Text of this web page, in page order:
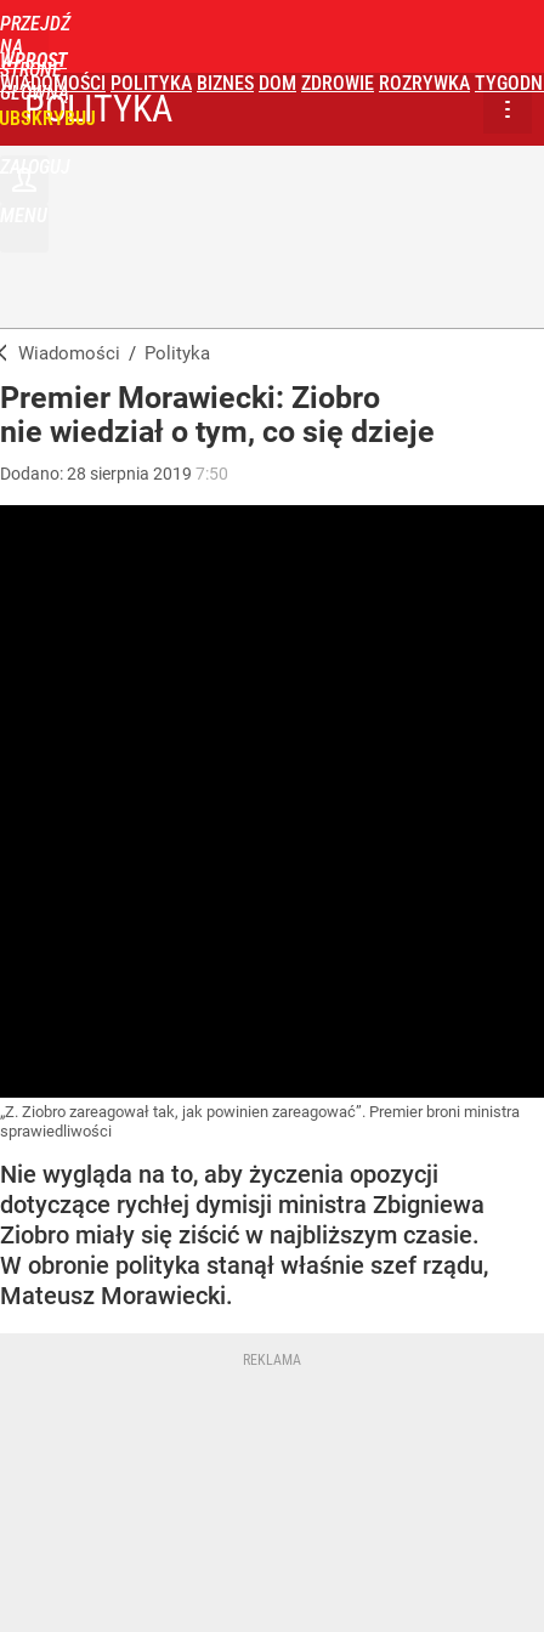
PRZEJDŹ
NA
STRONĘ
GŁÓWNĄ
WPROST
WIADOMOŚCI POLITYKA BIZNES DOM ZDROWIE ROZRYWKA
POLITYKA
Wiadomości / Polityka
Premier Morawiecki: Ziobro
nie wiedział o tym, co się dzieje
Dodano:28 sierpnia 2019 7:50
„Z. Ziobro zareagował tak, jak powinien zareagować”. Premier broni ministra
sprawiedliwości
Nie wygląda na to, aby życzenia opozycji
dotyczące rychłej dymisji ministra Zbigniewa
Ziobro miały się ziścić w najbliższym czasie.
W obronie polityka stanął właśnie szef rządu,
Mateusz Morawiecki.